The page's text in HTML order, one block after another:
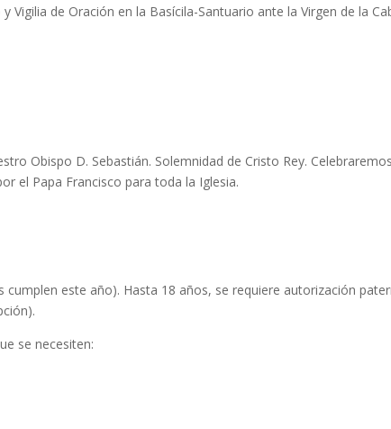
Vigilia de Oración en la Basícila-Santuario ante la Virgen de la
Obispo D. Sebastián. Solemnidad de Cristo Rey.
el Papa Francisco para toda la Iglesia.
este año). Hasta 18 años, se requiere autorización
se necesiten: